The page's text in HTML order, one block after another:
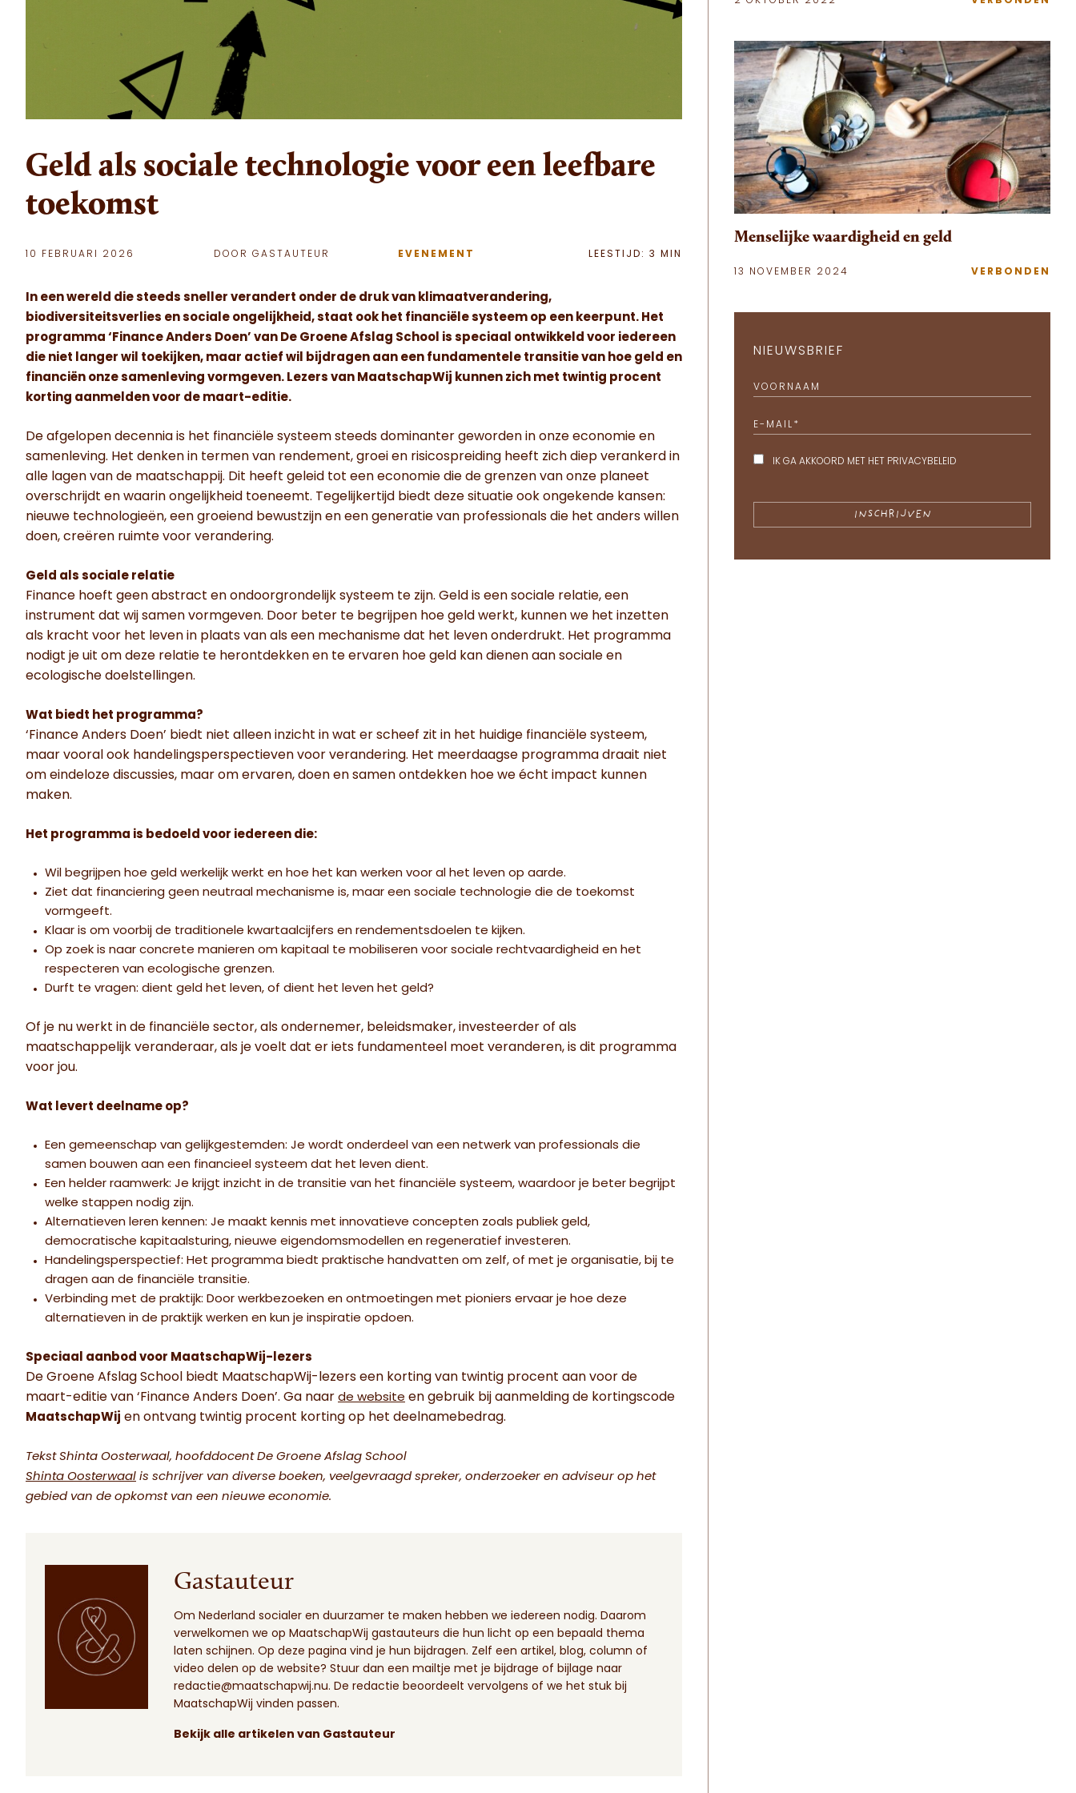
Geld als sociale technologie voor een leefbare
toekomst
10 FEBRUARI 2026 DOOR GASTAUTEUR EVENEMENT LEESTIJD: 3 MIN
In een wereld die steeds sneller verandert onder de druk van klimaatverandering,
biodiversiteitsverlies en sociale ongelijkheid, staat ook het financiële systeem op een keerpunt. Het
programma ‘Finance Anders Doen’ van De Groene Afslag School is speciaal ontwikkeld voor iedereen
die niet langer wil toekijken, maar actief wil bijdragen aan een fundamentele transitie van hoe geld en
financiën onze samenleving vormgeven. Lezers van MaatschapWij kunnen zich met twintig procent
korting aanmelden voor de maart-editie.
De afgelopen decennia is het financiële systeem steeds dominanter geworden in onze economie en
samenleving. Het denken in termen van rendement, groei en risicospreiding heeft zich diep verankerd in
alle lagen van de maatschappij. Dit heeft geleid tot een economie die de grenzen van onze planeet
overschrijdt en waarin ongelijkheid toeneemt. Tegelijkertijd biedt deze situatie ook ongekende kansen:
nieuwe technologieën, een groeiend bewustzijn en een generatie van professionals die het anders willen
doen, creëren ruimte voor verandering.
Geld als sociale relatie
Finance hoeft geen abstract en ondoorgrondelijk systeem te zijn. Geld is een sociale relatie, een
instrument dat wij samen vormgeven. Door beter te begrijpen hoe geld werkt, kunnen we het inzetten
als kracht voor het leven in plaats van als een mechanisme dat het leven onderdrukt. Het programma
nodigt je uit om deze relatie te herontdekken en te ervaren hoe geld kan dienen aan sociale en
ecologische doelstellingen.
Wat biedt het programma?
‘Finance Anders Doen’ biedt niet alleen inzicht in wat er scheef zit in het huidige financiële systeem,
maar vooral ook handelingsperspectieven voor verandering. Het meerdaagse programma draait niet
om eindeloze discussies, maar om ervaren, doen en samen ontdekken hoe we écht impact kunnen
maken.
Het programma is bedoeld voor iedereen die:
Wil begrijpen hoe geld werkelijk werkt en hoe het kan werken voor al het leven op aarde.
Ziet dat financiering geen neutraal mechanisme is, maar een sociale technologie die de toekomst
vormgeeft.
Klaar is om voorbij de traditionele kwartaalcijfers en rendementsdoelen te kijken.
Op zoek is naar concrete manieren om kapitaal te mobiliseren voor sociale rechtvaardigheid en het
respecteren van ecologische grenzen.
Durft te vragen: dient geld het leven, of dient het leven het geld?
Of je nu werkt in de financiële sector, als ondernemer, beleidsmaker, investeerder of als
maatschappelijk veranderaar, als je voelt dat er iets fundamenteel moet veranderen, is dit programma
voor jou.
Wat levert deelname op?
Een gemeenschap van gelijkgestemden: Je wordt onderdeel van een netwerk van professionals die
samen bouwen aan een financieel systeem dat het leven dient.
Een helder raamwerk: Je krijgt inzicht in de transitie van het financiële systeem, waardoor je beter begrijpt
welke stappen nodig zijn.
Alternatieven leren kennen: Je maakt kennis met innovatieve concepten zoals publiek geld,
democratische kapitaalsturing, nieuwe eigendomsmodellen en regeneratief investeren.
Handelingsperspectief: Het programma biedt praktische handvatten om zelf, of met je organisatie, bij te
dragen aan de financiële transitie.
Verbinding met de praktijk: Door werkbezoeken en ontmoetingen met pioniers ervaar je hoe deze
alternatieven in de praktijk werken en kun je inspiratie opdoen.
Speciaal aanbod voor MaatschapWij-lezers
De Groene Afslag School biedt MaatschapWij-lezers een korting van twintig procent aan voor de
maart-editie van ‘Finance Anders Doen’. Ga naar de website en gebruik bij aanmelding de kortingscode
MaatschapWij en ontvang twintig procent korting op het deelnamebedrag.
Tekst Shinta Oosterwaal, hoofddocent De Groene Afslag School
Shinta Oosterwaal is schrijver van diverse boeken, veelgevraagd spreker, onderzoeker en adviseur op het
gebied van de opkomst van een nieuwe economie.
Gastauteur
Om Nederland socialer en duurzamer te maken hebben we iedereen nodig. Daarom
verwelkomen we op MaatschapWij gastauteurs die hun licht op een bepaald thema
laten schijnen. Op deze pagina vind je hun bijdragen. Zelf een artikel, blog, column of
video delen op de website? Stuur dan een mailtje met je bijdrage of bijlage naar
redactie@maatschapwij.nu. De redactie beoordeelt vervolgens of we het stuk bij
MaatschapWij vinden passen.
Bekijk alle artikelen van Gastauteur
Menselijke waardigheid en geld
13 NOVEMBER 2024 VERBONDEN
NIEUWSBRIEF
VOORNAAM
E-MAIL *
IK GA AKKOORD MET HET PRIVACYBELEID